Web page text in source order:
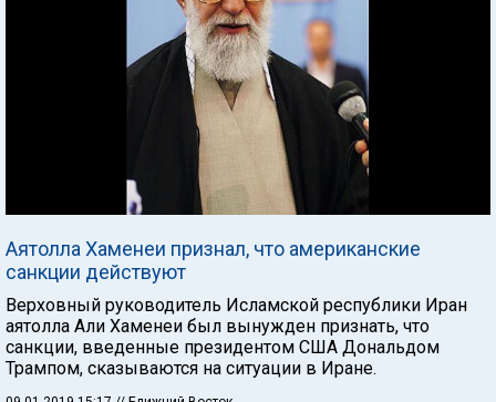
Аятолла Хаменеи признал, что американские
санкции действуют
Верховный руководитель Исламской республики Иран
аятолла Али Хаменеи был вынужден признать, что
санкции, введенные президентом США Дональдом
Трампом, сказываются на ситуации в Иране.